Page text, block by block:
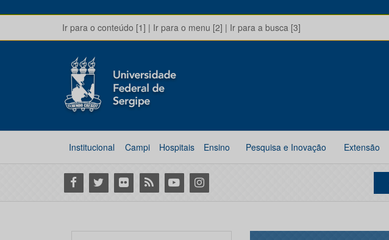
Ir para o conteúdo [1] | Ir para o menu [2] | Ir para a busca [3]
Institucional Campi Hospitais Ensino Pesquisa e Inovação Extensão
Facebook
Twitter Flickr RSS YoutubeInstagram